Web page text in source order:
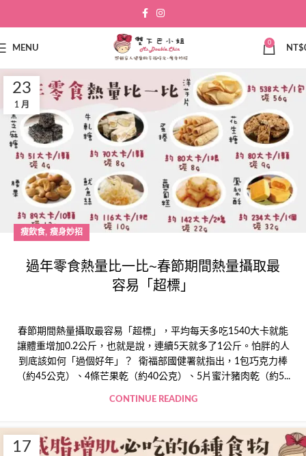
MENU
0
NT$
23
1 月
瘦飲食, 瘦身妙招
過年零食熱量比一比~春節期間熱量攝取最
容易「超標」
春節期間熱量攝取最容易「超標」，平均每天多吃1540大卡就能
讓體重增加0.2公斤，也就是說，連續5天就多了1公斤。怕胖的人
到底該如何「過個好年」？ 衛福部國健署就指出，1包巧克力棒
（約45公克）、4條芒果乾（約40公克）、5片蜜汁豬肉乾（約5...
CONTINUE READING
17